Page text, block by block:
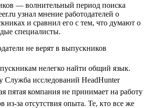
— волнительный период поиска
узнал мнение работодателей о
и сравнил его с тем, что думают о
специалисты.
нелегко найти общий язык.
исследований HeadHunter
пятая компания не принимает на работу
из-за отсутствия опыта. Те, кто все же